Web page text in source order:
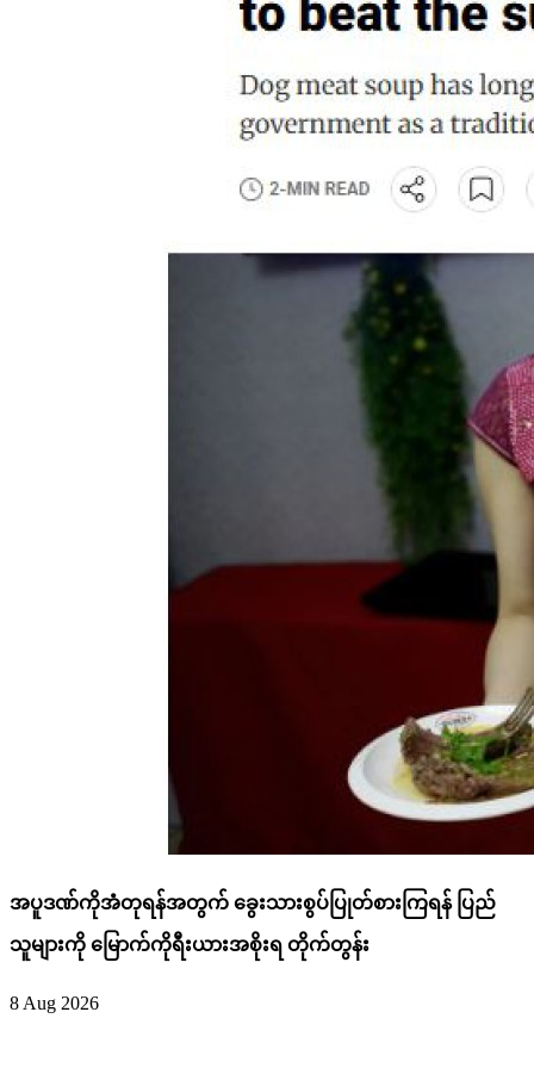
အပူဒဏ်ကိုအံတုရန်အတွက် ခွေးသားစွပ်ပြုတ်စားကြရန် ပြည်
သူများကို မြောက်ကိုရီးယားအစိုးရ တိုက်တွန်း
8 Aug 2026